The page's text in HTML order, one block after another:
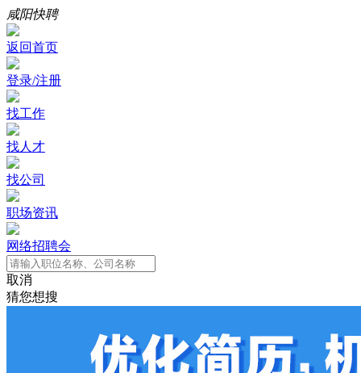
咸阳快聘
返回首页
登录/注册
找工作
找人才
找公司
职场资讯
网络招聘会
取消
猜您想搜